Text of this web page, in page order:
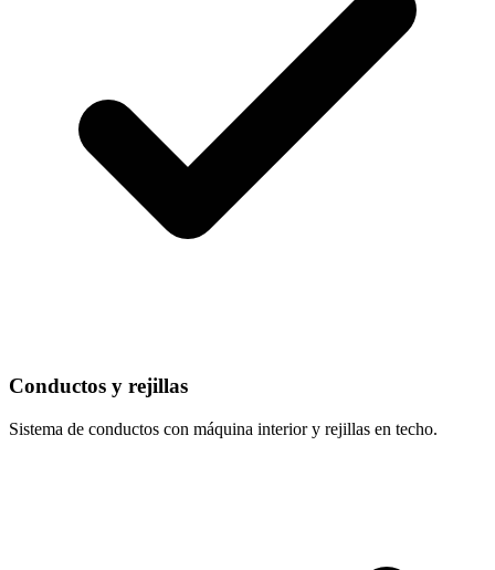
Conductos y rejillas
Sistema de conductos con máquina interior y rejillas en techo.